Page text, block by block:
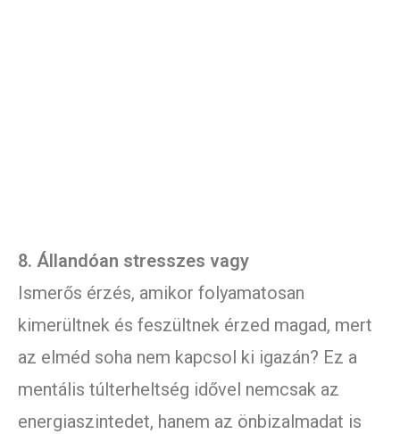
8. Állandóan stresszes vagy
Ismerős érzés, amikor folyamatosan
kimerültnek és feszültnek érzed magad, mert
az elméd soha nem kapcsol ki igazán? Ez a
mentális túlterheltség idővel nemcsak az
energiaszintedet, hanem az önbizalmadat is